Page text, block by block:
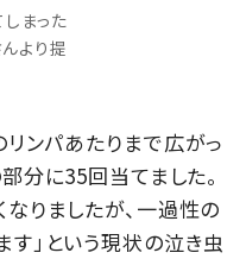
まった
より提
ンパあたりまで広がっ
分に35回当てました。
りましたが、一過性の
」という現状の泣き虫